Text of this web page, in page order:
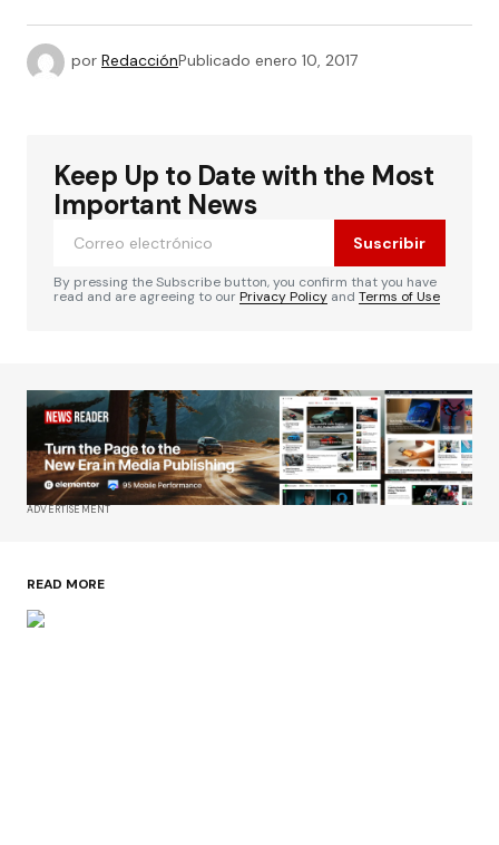
por RedacciónPublicado enero 10, 2017
Keep Up to Date with the Most
Important News
Suscribir
By pressing the Subscribe button, you confirm that you have
read and are agreeing to ourPrivacy Policy and Terms of Use
ADVERTISEMENT
READ MORE